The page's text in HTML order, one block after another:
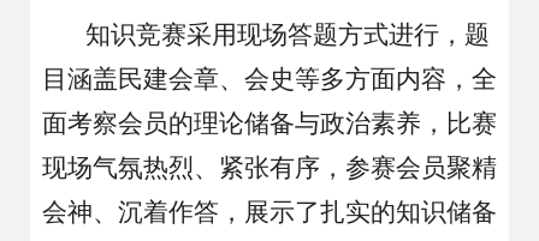
知识竞赛采用现场答题方式进行，题
目涵盖民建会章、会史等多方面内容 ，全
面考察会员的理论储备与政治素养， 比赛
现场气氛热烈、紧张有序，参赛会员聚精
会神、沉着作答，展示了扎实的知识储备